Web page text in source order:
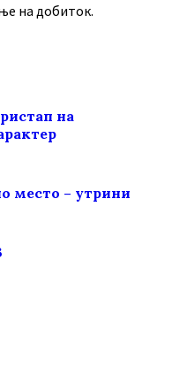
на добиток.
на
место – утрини